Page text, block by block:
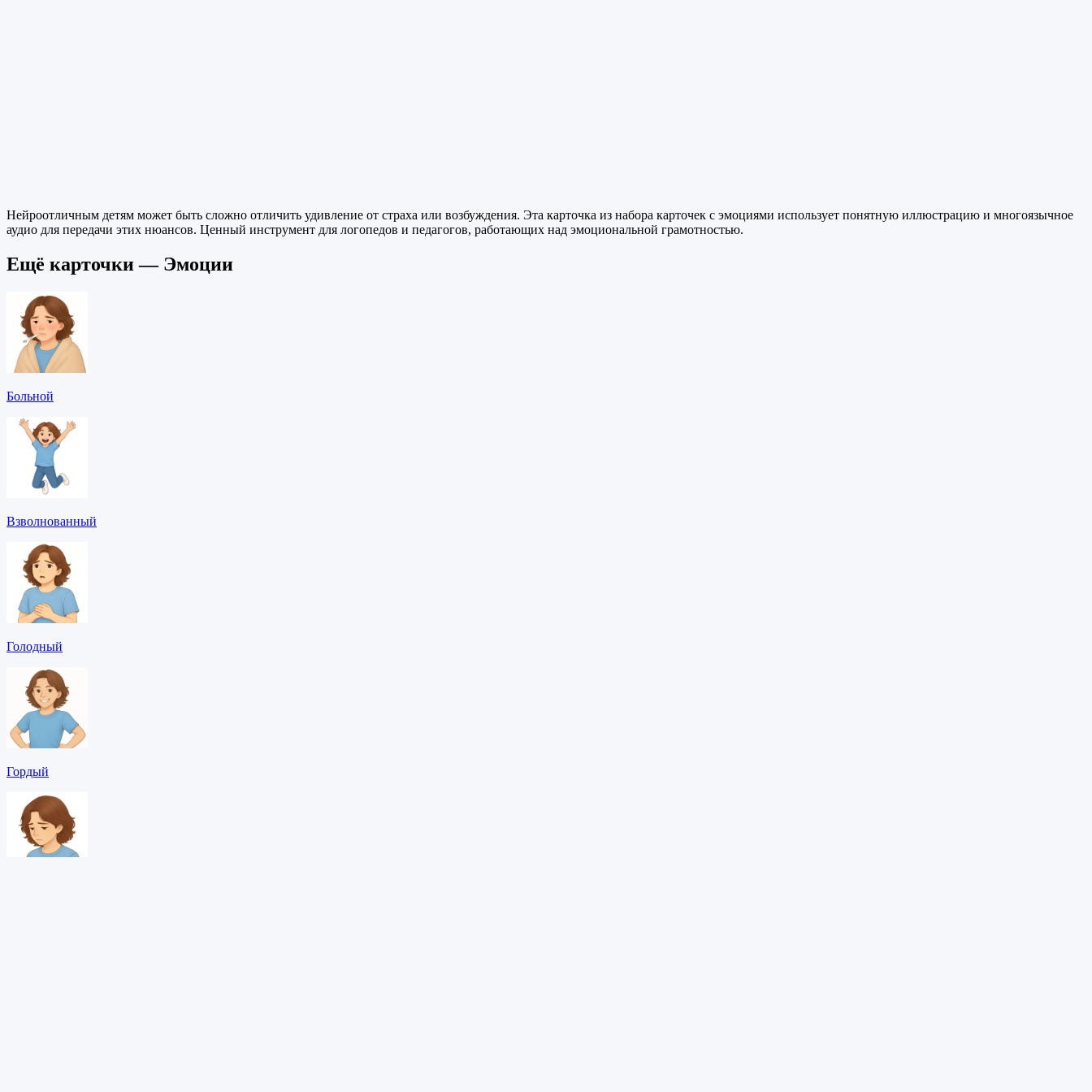
Нейроотличным детям может быть сложно отличить удивление от страха или возбуждения. Эта карточка из набора карточек с эмоциями использует понятную иллюстрацию и многоязычное
аудио для передачи этих нюансов. Ценный инструмент для логопедов и педагогов, работающих над эмоциональной грамотностью.
Ещё карточки — Эмоции
Больной
Взволнованный
Голодный
Гордый